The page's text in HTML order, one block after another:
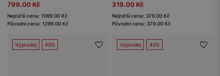
799.00 Kč
Nejnižší cena: 1099.00 Kč
Původní cena: 1299.00 Kč
319.00 Kč
Nejnižší cena: 379.00 Kč
Původní cena: 379.00 Kč
Výprodej 40% Výprodej 49%